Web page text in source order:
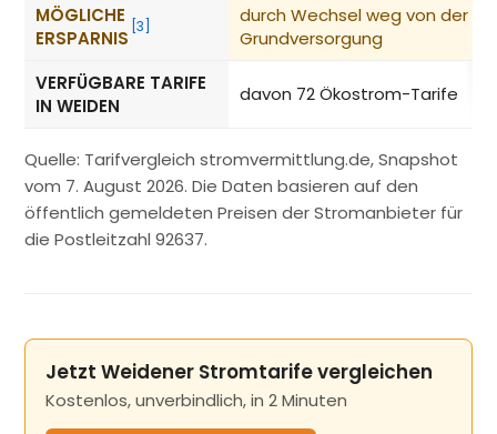
MÖGLICHE
ERSPARNIS
[3]
durch Wechsel weg von der
Grundversorgung
VERFÜGBARE TARIFE
IN WEIDEN
davon 72 Ökostrom-Tarife
Quelle: Tarifvergleich stromvermittlung.de, Snapshot
vom 7. August 2026. Die Daten basieren auf den
öffentlich gemeldeten Preisen der Stromanbieter für
die Postleitzahl 92637.
Jetzt Weidener Stromtarife vergleichen
Kostenlos, unverbindlich, in 2 Minuten